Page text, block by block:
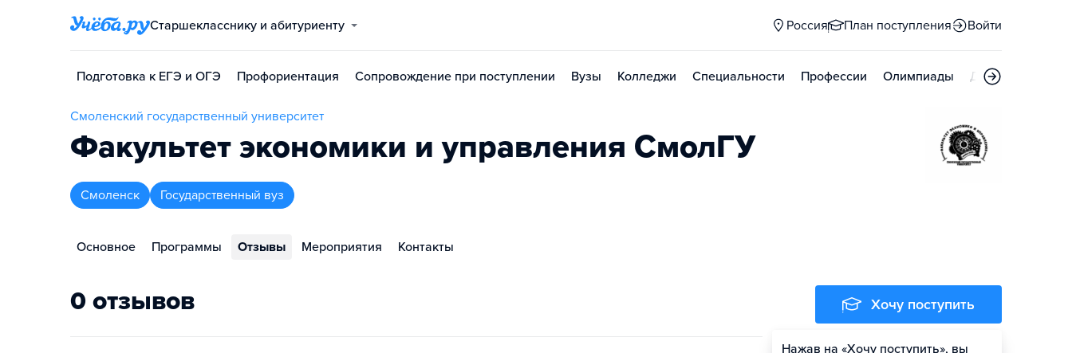
Старшекласснику и абитуриенту Россия План поступления Войти
Подготовка к ЕГЭ и ОГЭ Профориентация Сопровождение при поступлении Вузы Колледжи Специальности Профессии Олимпиады Дни открытых
Смоленский государственный университет
Факультет экономики и управления СмолГУ
Смоленск Государственный вуз
Основное Программы Отзывы Мероприятия Контакты
0 отзывов Хочу поступить
Нажав на «Хочу поступить», вы